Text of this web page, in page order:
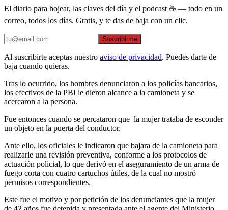
El diario para hojear, las claves del día y el podcast ☕ — todo en un
correo, todos los días. Gratis, y te das de baja con un clic.
Suscribirme
Al suscribirte aceptas nuestro aviso de privacidad. Puedes darte de
baja cuando quieras.
Tras lo ocurrido, los hombres denunciaron a los policías bancarios,
los efectivos de la PBI le dieron alcance a la camioneta y se
acercaron a la persona.
Fue entonces cuando se percataron que la mujer trataba de esconder
un objeto en la puerta del conductor.
Ante ello, los oficiales le indicaron que bajara de la camioneta para
realizarle una revisión preventiva, conforme a los protocolos de
actuación policial, lo que derivó en el aseguramiento de un arma de
fuego corta con cuatro cartuchos útiles, de la cual no mostró
permisos correspondientes.
Este fue el motivo y por petición de los denunciantes que la mujer